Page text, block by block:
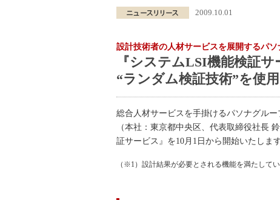
2009.10.01
設計技術者の人材サービスを展開するパ
『システムLSI機能検証
“ランダム検証技術”を使
総合人材サービスを手掛けるパソナグル
（本社：東京都中央区、代表取締役社長
証サービス』を10月1日から開始いたします
（※1）設計結果が必要とされる機能を満たして